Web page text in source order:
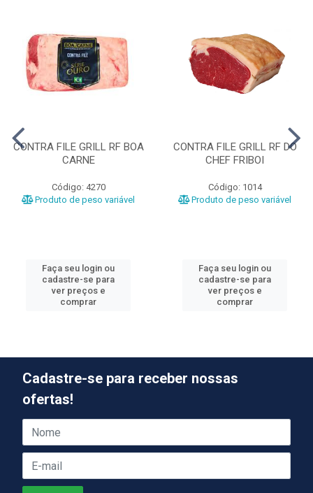
CONTRA FILE GRILL RF BOA
CARNE
Código: 4270
Produto de peso variável
Faça seu login ou
cadastre-se para
ver preços e
comprar
CONTRA FILE GRILL RF DO
CHEF FRIBOI
Código: 1014
Produto de peso variável
Faça seu login ou
cadastre-se para
ver preços e
comprar
Cadastre-se para receber nossas
ofertas!